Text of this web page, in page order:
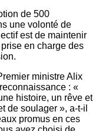
de 500
une volonté de
est de maintenir
en charge des
ministre Alix
: «
histoire, un rêve et
de soulager », a-t-il
promus en ces